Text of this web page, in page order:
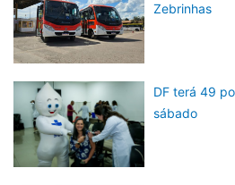
Zebrinhas
DF terá 49
sábado